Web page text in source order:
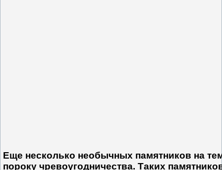
Еще несколько необычных памятников на
пороку чревоугодничества. Таких